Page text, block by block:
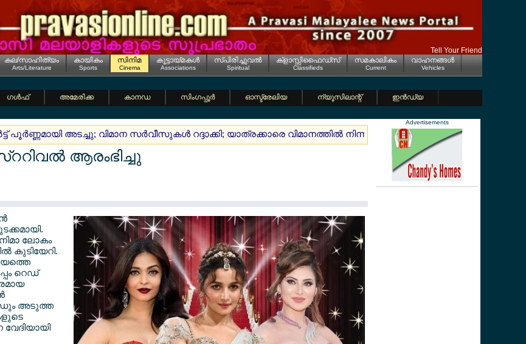
Tell Your Friend
കല/സാഹിത്യം
Arts/Literature
കായികം
Sports
സിനിമ
Cinema
കൂട്ടായ്മകള്‍
Associations
സ്പിരിച്ചുവല്‍
Spiritual
ക്ളാസ്സിഫൈഡ്സ്
Classifieds
സമകാലികം
Current
വാഹനങ്ങള്‍
Vehicles
ഗള്‍ഫ് അമേരിക്ക കാനഡ സിംഗപ്പൂര്‍ ഓസ്ട്രേലിയ ന്യൂസിലാന്റ്
ഇന്‍ഡ്യ
അടച്ചു; വിമാന സര്‍വീസുകള്‍ റദ്ദാക്കി; യാത്രക്കാരെ വിമാനത്തില്‍ നിന്നും ഇറക്കി ജര്‍മ്മനിയില്‍
ആരംഭിച്ചു
ലോകം
കുടിയേറി.
റെഡ്
അടുത്ത
വേദിയായി
Advertisements